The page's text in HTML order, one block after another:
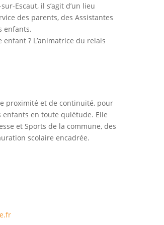
Escaut, il s’agit d’un lieu
des parents, des Assistantes
enfants.
? L’animatrice du relais
proximité et de continuité, pour
en toute quiétude. Elle
et Sports de la commune, des
scolaire encadrée.